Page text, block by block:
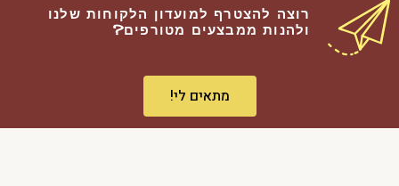
רוצה להצטרף למועדון הלקוחות שלנו
ולהנות ממבצעים מטורפים?
מתאים לי!